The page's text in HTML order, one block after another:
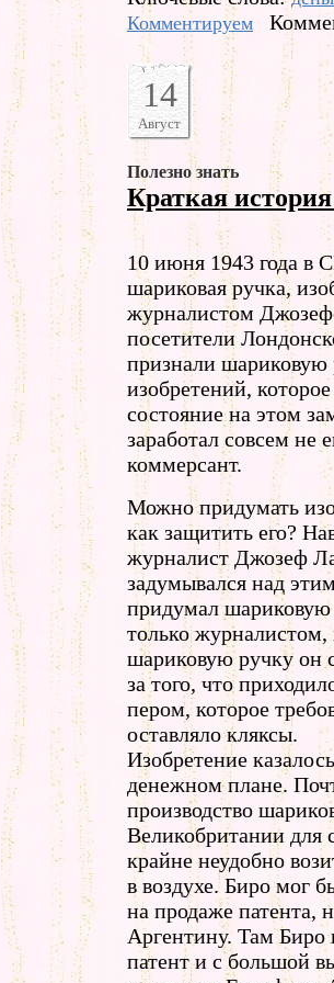
Комментируем
14
Август
Полезно знать
Краткая
10 июня 1943 года в
шариковая ручка,
журналистом
посетители
признали
изобретений,
состояние на этом
заработал совсем не
коммерсант.
Можно придумать
как защитить его?
журналист Джозеф
задумывался над
придумал
только
шариковую ручку он
за того, что
пером, которое
оставляло кляксы.
Изобретение
денежном плане.
производство
Великобритании для
крайне неудобно
в воздухе. Биро мог
на продаже патента,
Аргентину. Там Биро
патент и с большой